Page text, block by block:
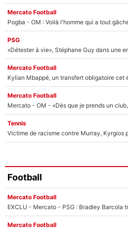
Mercato Football
Pogba - OM : Voilà l'homme qui a tout
PSG
«Détester à vie», Stéphane Guy dans une
Mercato Football
Kylian Mbappé, un transfert obligatoire cet
Mercato Football
Tennis
Football
Mercato Football
EXCLU - Mercato - PSG : Bradley Barcola
Mercato Football